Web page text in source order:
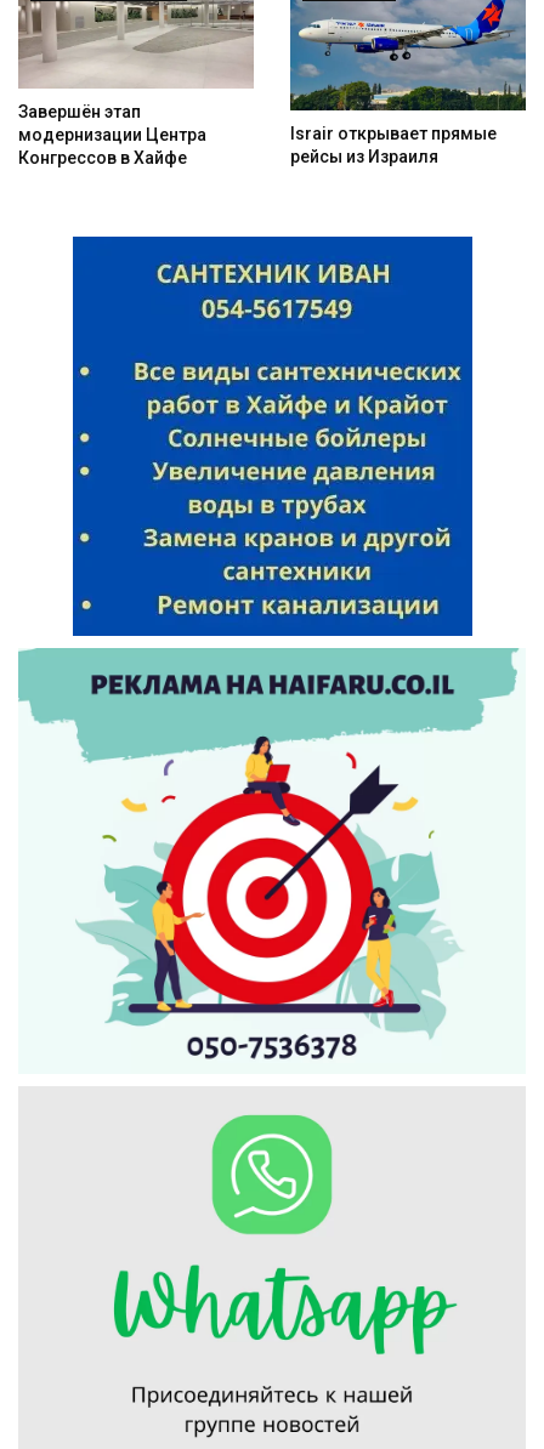
Завершён этап
модернизации Центра
Конгрессов в Хайфе
Israir открывает прямые
рейсы из Израиля